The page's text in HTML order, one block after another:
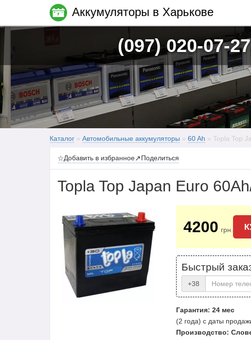
(097) 020-07-
Каталог » Автомобильные аккумуляторы » 60 Ah » Topla Top
☆Добавить в избранное↗Поделиться
Topla Top Japan Euro
4200 грн.
Быстрый
+38
Гарантия: 24 мес
(2 года) с даты
Производство:
Аккумуляторы в Харькове